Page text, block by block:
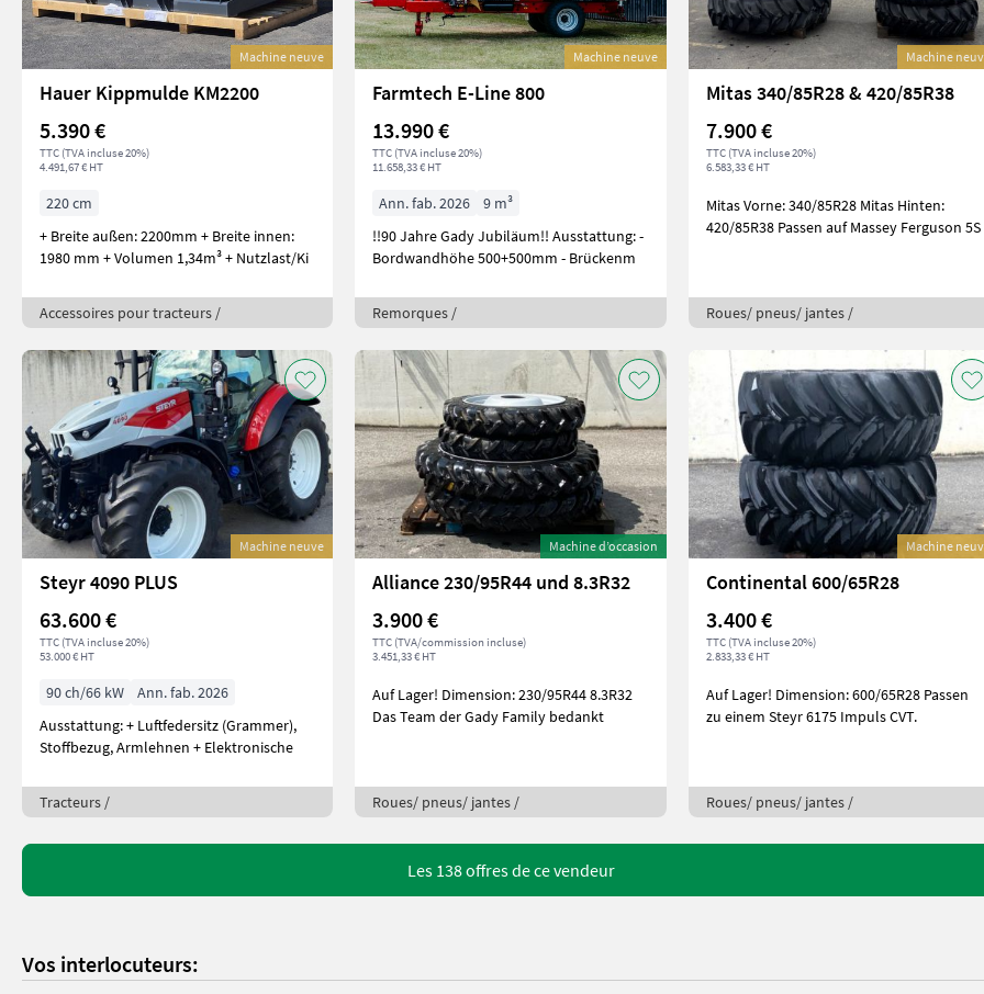
Machine neuve
Hauer Kippmulde KM2200
5.390 €
TTC (TVA incluse 20%)
4.491,67 € HT
220 cm
+ Breite außen: 2200mm + Breite innen:
1980 mm + Volumen 1,34m³ + Nutzlast/Ki
Accessoires pour tracteurs /
Machine neuve
Farmtech E-Line 800
13.990 €
TTC (TVA incluse 20%)
11.658,33 € HT
Ann. fab. 2026
9 m³
!!90 Jahre Gady Jubiläum!! Ausstattung: -
Bordwandhöhe 500+500mm - Brückenm
Remorques /
Machine
Mitas 340/85R28 & 420/85R38
7.900 €
TTC (TVA incluse 20%)
6.583,33 € HT
Mitas Vorne: 340/85R28 Mitas Hinten:
420/85R38 Passen auf Massey Ferguson 5S
Roues/ pneus/ jantes /
Machine neuve
Steyr 4090 PLUS
63.600 €
TTC (TVA incluse 20%)
53.000 € HT
90 ch/66 kW
Ann. fab. 2026
Ausstattung: + Luftfedersitz (Grammer),
Stoffbezug, Armlehnen + Elektronische
Tracteurs /
Machine d’occasion
Alliance 230/95R44 und 8.3R32
3.900 €
TTC (TVA/commission incluse)
3.451,33 € HT
Auf Lager! Dimension: 230/95R44 8.3R32
Das Team der Gady Family bedankt
Roues/ pneus/ jantes /
Machine
Continental 600/65R28
3.400 €
TTC (TVA incluse 20%)
2.833,33 € HT
Auf Lager! Dimension: 600/65R28 Passen
zu einem Steyr 6175 Impuls CVT.
Roues/ pneus/ jantes /
Les 138 offres de ce vendeur
Vos interlocuteurs: